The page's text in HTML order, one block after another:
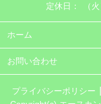
定休日：
（
ホーム
お問い合わせ
プライバシーポリシー